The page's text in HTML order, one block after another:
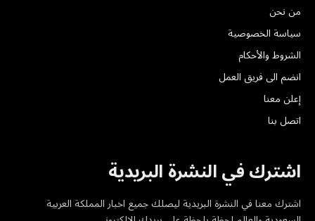
من نحن
سياسة الخصوصية
الشروط والأحكام
انضم الى فريق العمل
إعلن معنا
اتصل بنا
اشترك في النشرة البريدية
اشترك معنا في النشرة البريدية ليصلك جميع اخبار المملكة العربية